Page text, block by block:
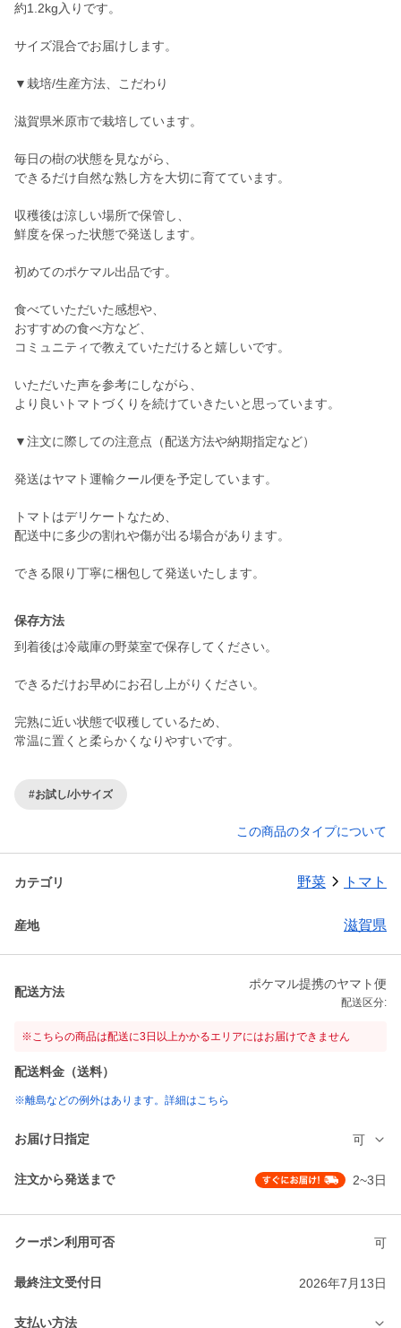
約1.2kg入りです。
サイズ混合でお届けします。
▼栽培/生産方法、こだわり
滋賀県米原市で栽培しています。
毎日の樹の状態を見ながら、
できるだけ自然な熟し方を大切に育てています。
収穫後は涼しい場所で保管し、
鮮度を保った状態で発送します。
初めてのポケマル出品です。
食べていただいた感想や、
おすすめの食べ方など、
コミュニティで教えていただけると嬉しいです。
いただいた声を参考にしながら、
より良いトマトづくりを続けていきたいと思っています。
▼注文に際しての注意点（配送方法や納期指定など）
発送はヤマト運輸クール便を予定しています。
トマトはデリケートなため、
配送中に多少の割れや傷が出る場合があります。
できる限り丁寧に梱包して発送いたします。
保存方法
到着後は冷蔵庫の野菜室で保存してください。
できるだけお早めにお召し上がりください。
完熟に近い状態で収穫しているため、
常温に置くと柔らかくなりやすいです。
#お試し/小サイズ
この商品のタイプについて
カテゴリ 野菜 トマト
産地 滋賀県
配送方法
ポケマル提携のヤマト便
配送区分:
※こちらの商品は配送に3日以上かかるエリアにはお届けできません
配送料金（送料）
※離島などの例外はあります。詳細はこちら
お届け日指定 可
注文から発送まで 2~3日
クーポン利用可否 可
最終注文受付日 2026年7月13日
支払い方法